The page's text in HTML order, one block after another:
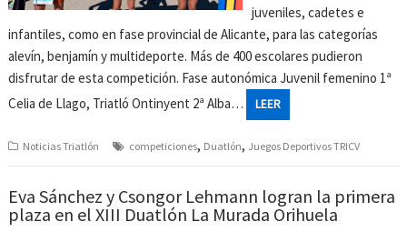
juveniles, cadetes e
infantiles, como en fase provincial de Alicante, para las categorías
alevín, benjamín y multideporte. Más de 400 escolares pudieron
disfrutar de esta competición. Fase autonómica Juvenil femenino 1ª
Celia de Llago, Triatló Ontinyent 2ª Alba…
LEER
Noticias Triatlón competiciones, Duatlón, Juegos Deportivos TRICV
Eva Sánchez y Csongor Lehmann logran la primera
plaza en el XIII Duatlón La Murada Orihuela